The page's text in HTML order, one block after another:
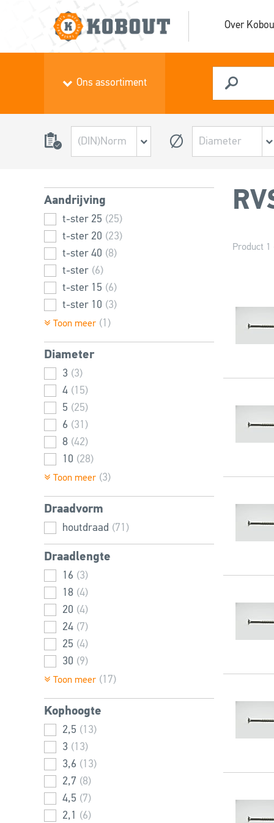
Over
Ons assortiment
Aandrijving
t-ster 25 (25)
t-ster 20 (23)
t-ster 40 (8)
t-ster (6)
t-ster 15 (6)
t-ster 10 (3)
Toon meer (1)
Diameter
3 (3)
4 (15)
5 (25)
6 (31)
8 (42)
10 (28)
3,5 (9)
4,5 (8)
Toon meer (3)
Draadvorm
houtdraad (71)
Draadlengte
16 (3)
18 (4)
20 (4)
24 (7)
25 (4)
30 (9)
35 (1)
36 (4)
40 (3)
42
(3)
43
(1)
45
(1)
50
(5)
60
(8)
70
(3)
Toon meer (17)
Kophoogte
2,5 (13)
3 (13)
3,6 (13)
2,7 (8)
4,5 (7)
2,1
(6)
Product 1